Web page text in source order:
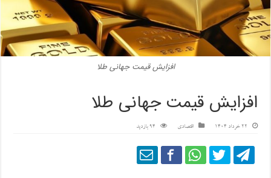
افزایش قیمت جهانی طلا
افزایش قیمت جهانی طلا
22 خرداد 1404 اقتصادی 94 بازدید